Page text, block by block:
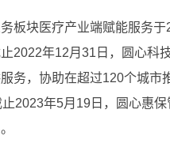
板块医疗产业端赋能服务
2022年12月31日，圆心科
务，协助在超过120个城市
2023年5月19日，圆心惠